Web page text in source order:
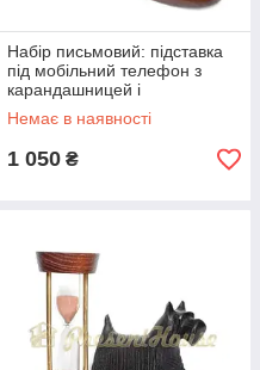
Набір письмовий: підставка
під мобільний телефон з
карандашницей і
скульптурою Собаки Такса
Немає в наявності
1 050 ₴